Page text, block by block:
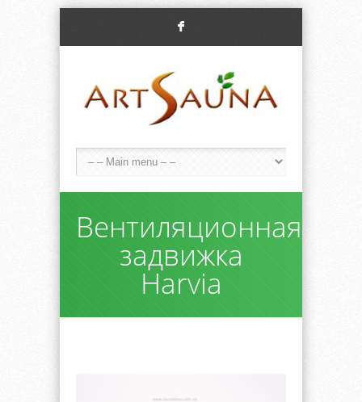
F
Вентиляционная
задвижка
Harvia